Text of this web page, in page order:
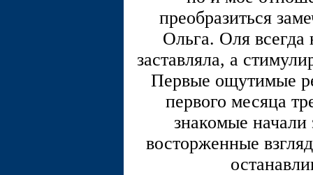
преобразиться
Ольга. Оля всегда
заставляла, а
Первые ощутимые
первого месяца
знакомые
восторженные